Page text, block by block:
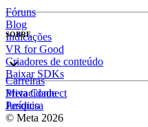
Fóruns
Blog
Indicações
VR for Good
Criadores de conteúdo
Baixar SDKs
SOBRE
Carreiras
Meta Connect
Pesquisa
Privacidade
Jurídico
© Meta 2026